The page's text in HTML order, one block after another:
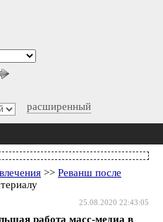
расширенный
>> Реванш после
25.08.2020 22:43:05
работа масс-медиа в